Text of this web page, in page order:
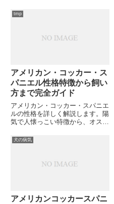
tmp
アメリカン・コッカー・ス
パニエル性格特徴から飼い
方まで完全ガイド
アメリカン・コッカー・スパニエ
ルの性格を詳しく解説します。陽
気で人懐っこい特徴から、オスメ
まで幅広くご紹介。愛犬選びの参
考にいかがでしょうか？
犬の病気
アメリカンコッカースパニ